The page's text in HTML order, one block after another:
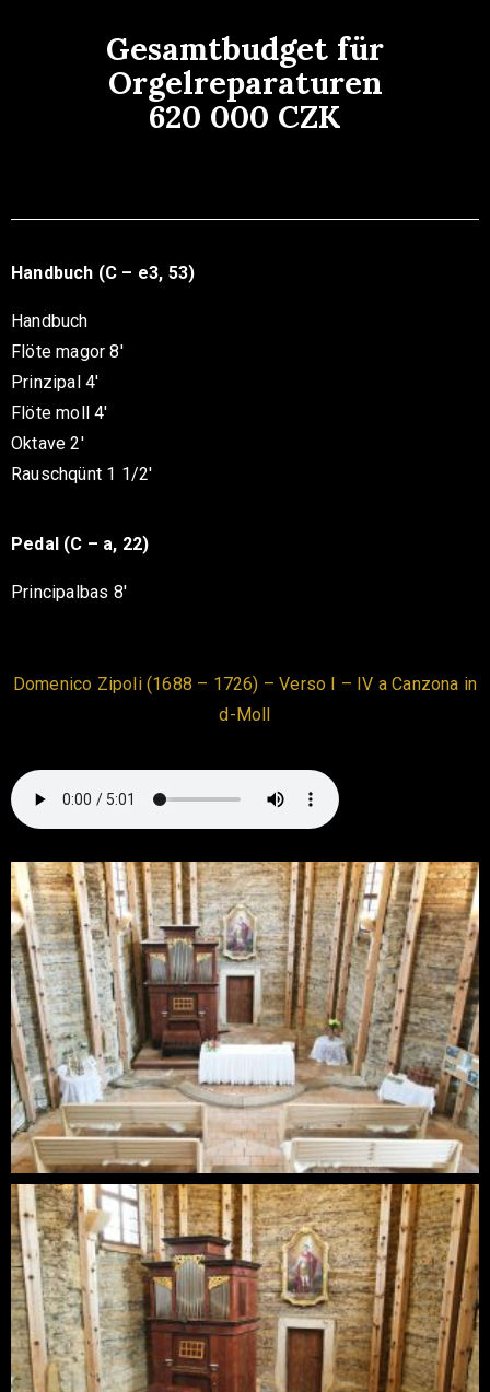
Gesamtbudget für
Orgelreparaturen
620 000 CZK
Handbuch (C – e3, 53)
Handbuch
Flöte magor 8′
Prinzipal 4′
Flöte moll 4′
Oktave 2′
Rauschqünt 1 1/2′
Pedal (C – a, 22)
Principalbas 8′
Domenico Zipoli (1688 – 1726) – Verso I – IV a Canzona in
d-Moll